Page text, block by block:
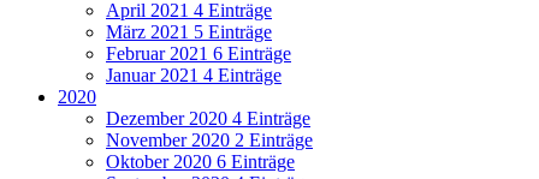
April 2021 4 Einträge
März 2021 5 Einträge
Februar 2021 6 Einträge
Januar 2021 4 Einträge
2020
Dezember 2020 4 Einträge
November 2020 2 Einträge
Oktober 2020 6 Einträge